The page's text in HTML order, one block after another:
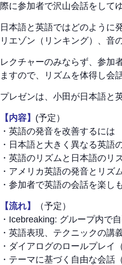
際に参加者で沢山会話をして
日本語と英語ではどのように
リエゾン（リンキング）、音
レクチャーのみならず、参加
ますので、リズムを体得し会
プレゼンは、小田が日本語と
【内容】 (予定）
・英語の発音を改善するには
・日本語と大きく異なる英語
・英語のリズムと日本語のリ
・アメリカ英語の発音とリズ
・参加者で英語の会話を楽し
【流れ】
（予定）
・Icebreaking: グループ内で
・英語表現、テクニックの講
・ダイアログのロールプレイ
・テーマに基づく自由な会話